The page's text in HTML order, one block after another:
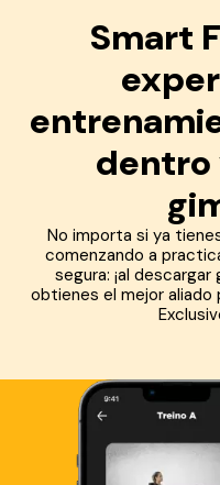
Smart
dentro
No importa si ya
comenzando a
segura: ¡al
obtienes el mejor